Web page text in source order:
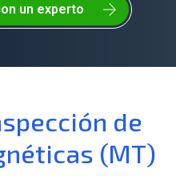
un experto
de
(MT)